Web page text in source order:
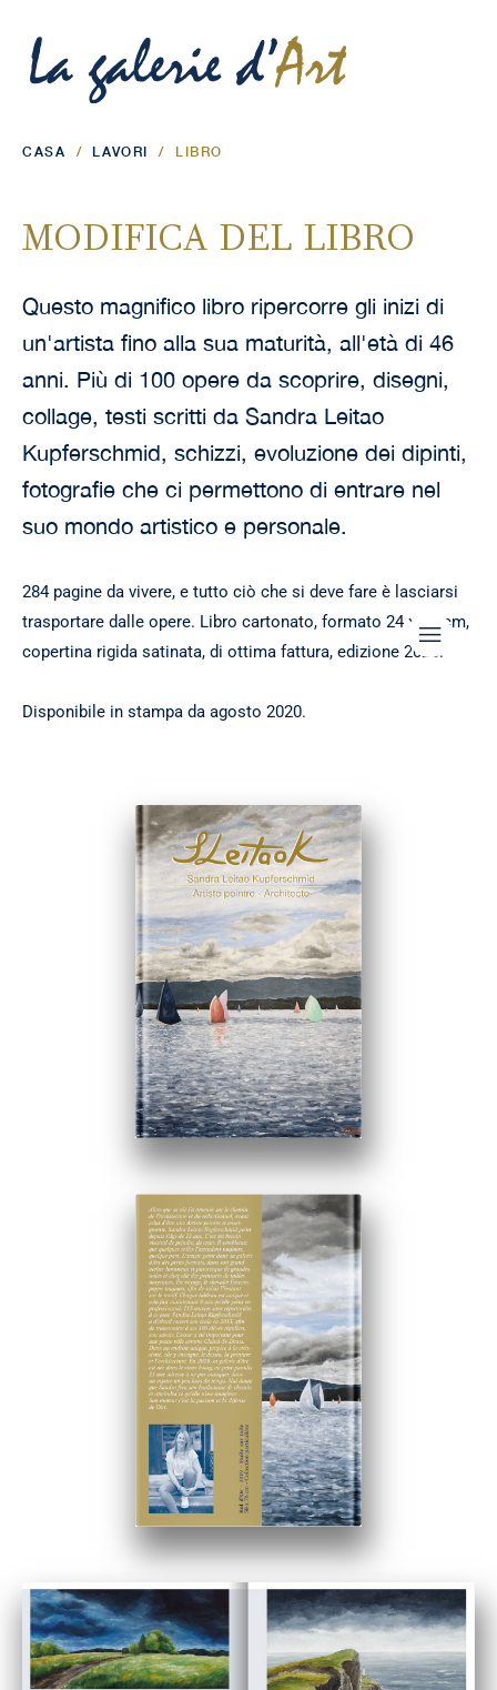
CASA /LAVORI / LIBRO
MODIFICA DEL LIBRO
Questo magnifico libro ripercorre gli inizi di
un'artista fino alla sua maturità, all'età di 46
anni. Più di 100 opere da scoprire, disegni,
collage, testi scritti da Sandra Leitao
Kupferschmid, schizzi, evoluzione dei dipinti,
fotografie che ci permettono di entrare nel
suo mondo artistico e personale.
284 pagine da vivere, e tutto ciò che si deve fare è lasciarsi
trasportare dalle opere. Libro cartonato, formato 24 x 29 cm,
copertina rigida satinata, di ottima fattura, edizione 2020.
Disponibile in stampa da agosto 2020.